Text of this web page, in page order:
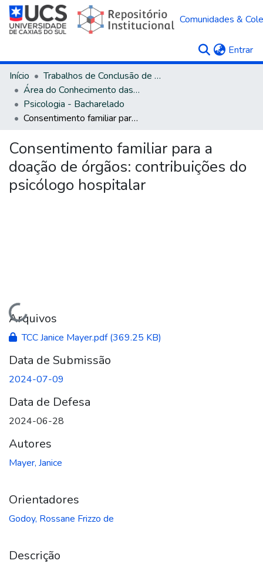
Comunidades &
Entrar
Início
Trabalhos de Conclusão de Curso
Área do Conhecimento das Ciências Humanas
Psicologia - Bacharelado
Consentimento familiar para a doação de órgãos: contribuições do psicólogo hospitalar
Consentimento familiar para a
doação de órgãos: contribuições do
psicólogo hospitalar
Carregando...
Arquivos
TCC Janice Mayer.pdf(369.25 KB)
Data de Submissão
2024-07-09
Data de Defesa
2024-06-28
Autores
Mayer, Janice
Orientadores
Godoy, Rossane Frizzo de
Descrição